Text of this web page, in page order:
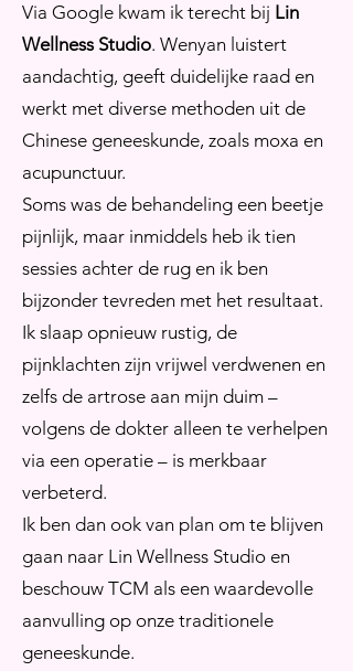
Via Google kwam ik terecht bij Lin
Wellness Studio. Wenyan luistert
aandachtig, geeft duidelijke raad en
werkt met diverse methoden uit de
Chinese geneeskunde, zoals moxa en
acupunctuur.
Soms was de behandeling een beetje
pijnlijk, maar inmiddels heb ik tien
sessies achter de rug en ik ben
bijzonder tevreden met het resultaat.
Ik slaap opnieuw rustig, de
pijnklachten zijn vrijwel verdwenen en
zelfs de artrose aan mijn duim –
volgens de dokter alleen te verhelpen
via een operatie – is merkbaar
verbeterd.
Ik ben dan ook van plan om te blijven
gaan naar Lin Wellness Studio en
beschouw TCM als een waardevolle
aanvulling op onze traditionele
geneeskunde.